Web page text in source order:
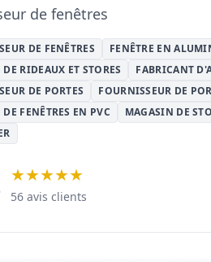
de fenêtres
DE FENÊTRES
FENÊTRE EN
RIDEAUX ET STORES
FABRICANT
DE PORTES
FOURNISSEUR DE
FENÊTRES EN PVC
MAGASIN DE
★★★★★
56 avis clients